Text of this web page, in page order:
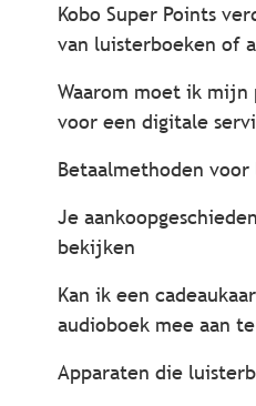
Kobo Super Points
van luisterboeken of
Waarom moet ik mijn
voor een digitale
Betaalmethoden
Je
bekijken
Kan ik een
audioboek mee aan
Apparaten die